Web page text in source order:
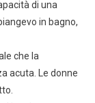
di una
in bagno,
che la
acuta. Le donne